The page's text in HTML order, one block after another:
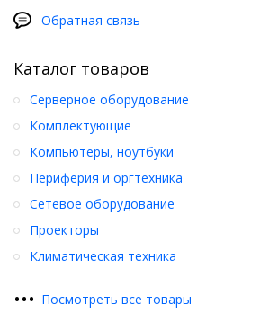
Обратная связь
Каталог товаров
Серверное оборудование
Комплектующие
Компьютеры, ноутбуки
Периферия и оргтехника
Сетевое оборудование
Проекторы
Климатическая техника
••• Посмотреть все товары